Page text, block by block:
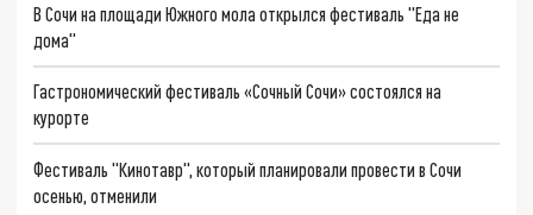
В Сочи на площади Южного мола открылся фестиваль "Еда не
дома"
Гастрономический фестиваль «Сочный Сочи» состоялся на
курорте
Фестиваль "Кинотавр", который планировали провести в Сочи
осенью, отменили